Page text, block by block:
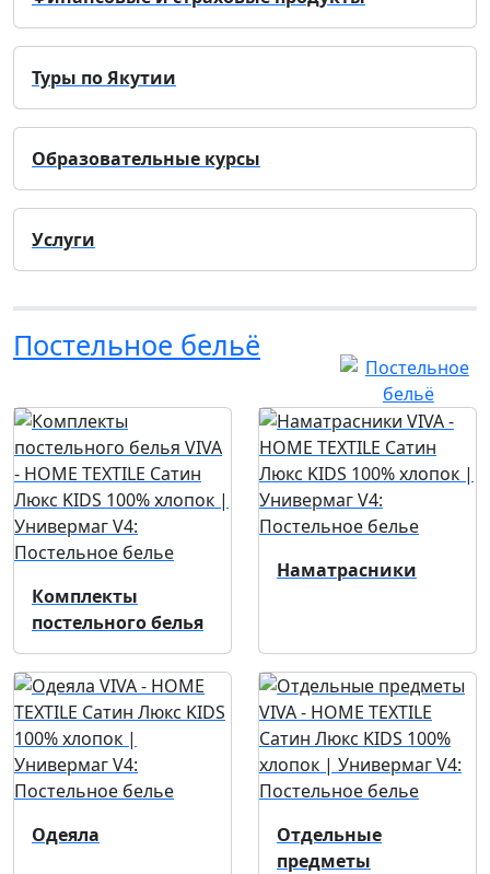
Туры по Якутии
Образовательные курсы
Услуги
Постельное бельё
Комплекты
постельного белья
Наматрасники
Одеяла
Отдельные
предметы